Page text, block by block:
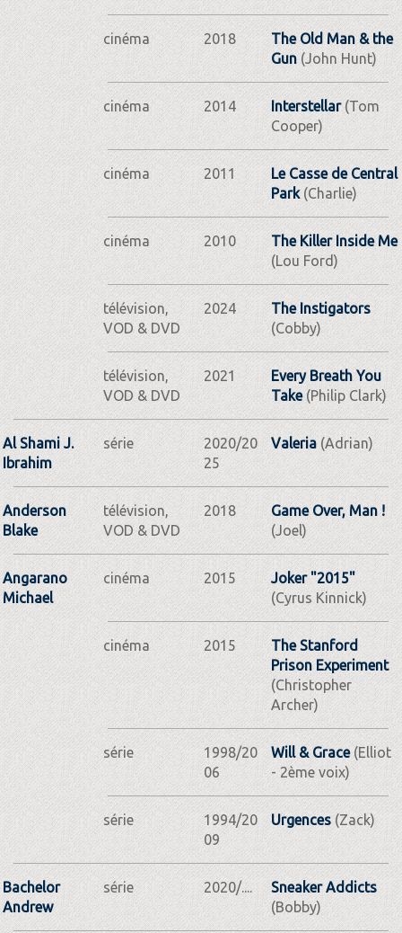
cinéma 2018
The Old Man & the
Gun(John Hunt)
cinéma 2014 Interstellar(Tom
Cooper)
cinéma 2011
Le Casse de Central
Park(Charlie)
cinéma 2010
The Killer Inside Me
(Lou Ford)
télévision,
VOD & DVD
2024
The Instigators
(Cobby)
télévision,
VOD & DVD
2021
Every Breath You
Take(Philip Clark)
Al Shami J.
Ibrahim
série
2020/20
25
Valeria(Adrian)
Anderson
Blake
télévision,
VOD & DVD
2018
Game Over, Man !
(Joel)
Angarano
Michael
cinéma 2015
Joker "2015"
(Cyrus Kinnick)
cinéma 2015
The Stanford
Prison Experiment
(Christopher
Archer)
série
1998/20
06
Will & Grace(Elliot
- 2ème voix)
série
1994/20
09
Urgences(Zack)
Bachelor
Andrew
série 2020/....
Sneaker Addicts
(Bobby)